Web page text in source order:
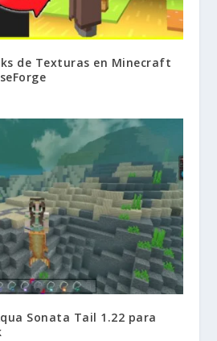
de Texturas en Minecraft
Sonata Tail 1.22 para